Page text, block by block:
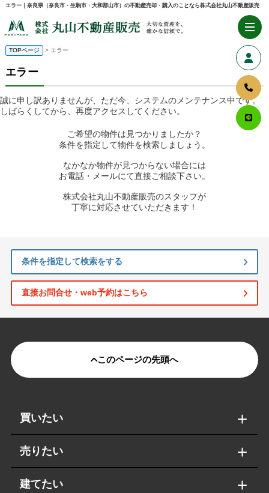
エラー｜奈良県（奈良市・生駒市・大和郡山市）の不動産売却・購入のことなら株式会社丸山不動産販売
TOPページ > エラー
エラー
誠に申し訳ありませんが、ただ今、システムのメンテナンス中です。
しばらくしてから、再度アクセスしてください。
ご希望の物件は見つかりましたか？
条件を指定して物件を検索しましょう。
なかなか物件が見つからない場合には
お電話・メールにて直接ご相談下さい。
株式会社丸山不動産販売のスタッフが
丁寧に対応させていただきます！
条件を指定して検索をする
直接お問合せ・web予約はこちら
このページの先頭へ
買いたい
売りたい
建てたい